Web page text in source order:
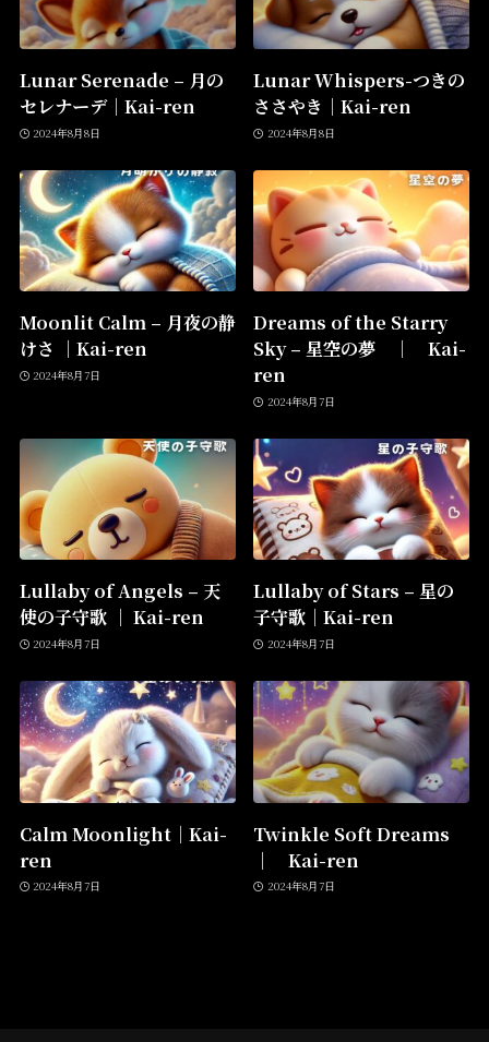
Lunar Serenade – 月の
セレナーデ│Kai-ren
2024年8月8日
Lunar Whispers-つきの
ささやき│Kai-ren
2024年8月8日
Moonlit Calm – 月夜の静
けさ │Kai-ren
2024年8月7日
Dreams of the Starry
Sky – 星空の夢 │ Kai-
ren
2024年8月7日
Lullaby of Angels – 天
使の子守歌 │ Kai-ren
2024年8月7日
Lullaby of Stars – 星の
子守歌│Kai-ren
2024年8月7日
Calm Moonlight│Kai-
ren
2024年8月7日
Twinkle Soft Dreams
│ Kai-ren
2024年8月7日